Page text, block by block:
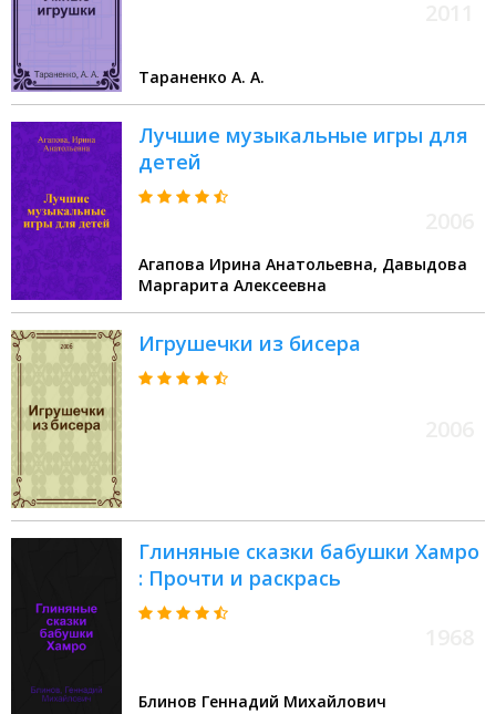
Тараненко А. А.
Лучшие музыкальные игры для
детей
Агапова Ирина Анатольевна, Давыдова
Маргарита Алексеевна
Игрушечки из бисера
Глиняные сказки бабушки Хамро
: Прочти и раскрась
Блинов Геннадий Михайлович